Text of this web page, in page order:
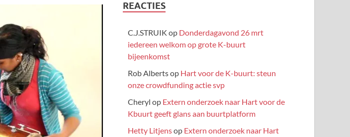
REACTIES
C.J.STRUIK op Donderdagavond 26 mrt
iedereen welkom op grote K-buurt
bijeenkomst
Rob Albertsop Hart voor de K-buurt: steun
onze crowdfunding actie svp
Cheryl op Extern onderzoek naar Hart voor de
Kbuurt geeft glans aan buurtplatform
Hetty Litjensop Extern onderzoek naar Hart